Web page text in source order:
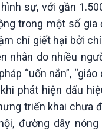
sự, với gần
trong một số gia
chí giết hại bởi
nhân do nhiều
“uốn nắn”, “giáo
phát hiện dấu
triển khai chưa
đường dây